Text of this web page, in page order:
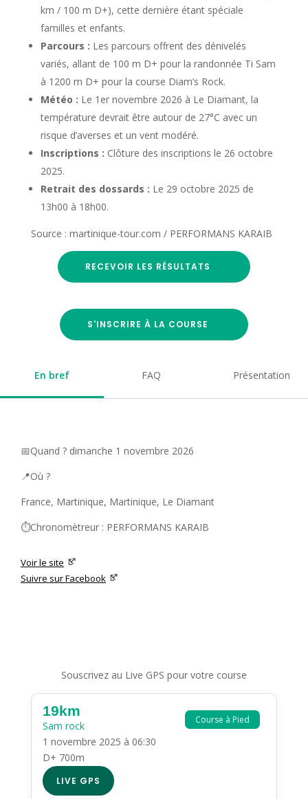
km / 100 m D+), cette dernière étant spéciale
familles et enfants.
Parcours : Les parcours offrent des dénivelés
variés, allant de 100 m D+ pour la randonnée Ti Sam
à 1200 m D+ pour la course Diam’s Rock.
Météo : Le 1er novembre 2026 à Le Diamant, la
température devrait être autour de 27°C avec un
risque d’averses et un vent modéré.
Inscriptions : Clôture des inscriptions le 26 octobre
2025.
Retrait des dossards : Le 29 octobre 2025 de
13h00 à 18h00.
Source : martinique-tour.com / PERFORMANS KARAIB
RECEVOIR LES RÉSULTATS
S'INSCRIRE À LA COURSE
En bref FAQ Présentation
📅Quand ? dimanche 1 novembre 2026
📍Où ?
France, Martinique, Martinique, Le Diamant
⏱️Chronomètreur : PERFORMANS KARAIB
Voir le site
Suivre sur Facebook
Souscrivez au Live GPS pour votre course
Course à Pied
19km
Sam rock
1 novembre 2025 à 06:30
D+ 700m
LIVE GPS